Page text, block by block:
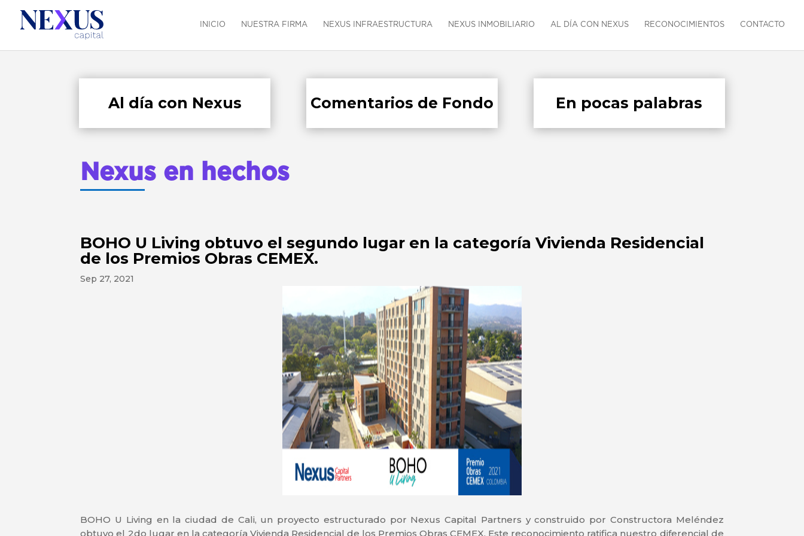
INICIO NUESTRA FIRMA NEXUS INFRAESTRUCTURA NEXUS INMOBILIARIO AL DÍA CON NEXUS RECONOCIMIENTOS CONTACTO
Al día con Nexus Comentarios de Fondo En pocas palabras
Nexus en hechos
BOHO U Living obtuvo el segundo lugar en la categoría Vivienda Residencial
de los Premios Obras CEMEX.
Sep 27, 2021
BOHO U Living en la ciudad de Cali, un proyecto estructurado por Nexus Capital Partners y construido por Constructora Meléndez
obtuvo el 2do lugar en la categoría Vivienda Residencial de los Premios Obras CEMEX. Este reconocimiento ratifica nuestro diferencial de